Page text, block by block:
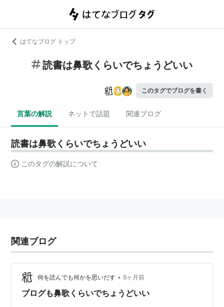
はてなブログ トップ
読書は鼻歌くらいでちょうどいい
このタグでブログを書く
言葉の解説 ネットで話題 関連ブログ
読書は鼻歌くらいでちょうどいい
このタグの解説について
関連ブログ
何を読んでも何かを思いだす • 9ヶ月前
ブログも鼻歌くらいでちょうどいい